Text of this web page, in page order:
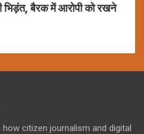
भिड़ंत, बैरक में आरोपी को रखने
citizen journalism and digital